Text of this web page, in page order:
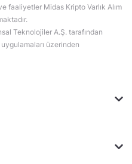
faaliyetler Midas Kripto Varlık Alım
Teknolojiler A.Ş. tarafından
üzerinden